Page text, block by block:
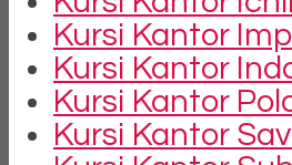
Kursi Kantor
Kursi Kantor
Kursi Kantor
Kursi Kantor